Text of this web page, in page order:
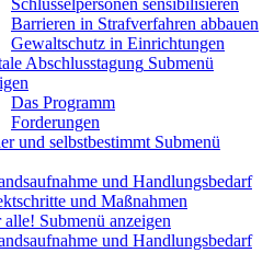
Schlüsselpersonen sensibilisieren
Barrieren in Strafverfahren abbauen
Gewaltschutz in Einrichtungen
Abschlusstagung Submenü
Das Programm
Forderungen
und selbstbestimmt Submenü
und Handlungsbedarf
und Maßnahmen
alle! Submenü anzeigen
und Handlungsbedarf